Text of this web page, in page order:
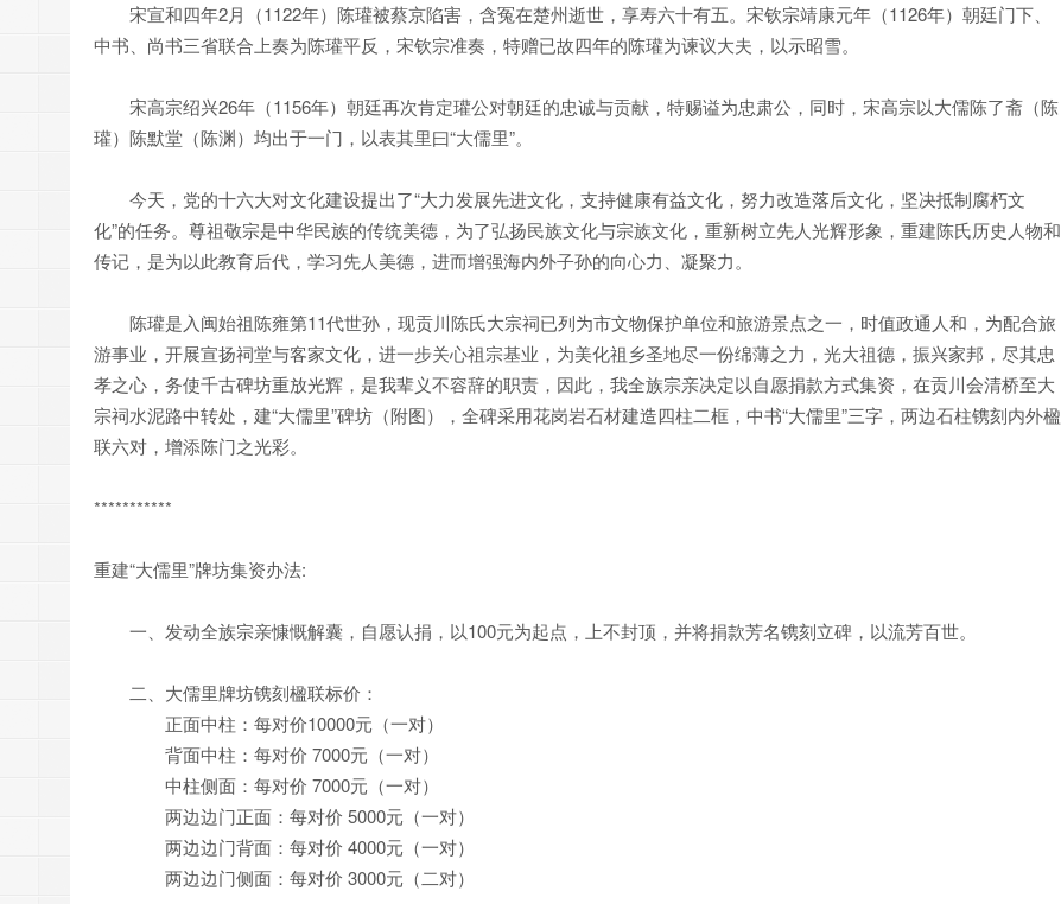
宋宣和四年2月（1122年）陈瓘被蔡京陷害，含冤在楚州逝世，享寿六十有五。宋钦宗靖康元年（1126年）朝廷门下、
中书、尚书三省联合上奏为陈瓘平反，宋钦宗准奏，特赠已故四年的陈瓘为谏议大夫，以示昭雪。
宋高宗绍兴26年（1156年）朝廷再次肯定瓘公对朝廷的忠诚与贡献，特赐谥为忠肃公，同时，宋高宗以大儒陈了斋（陈
瓘）陈默堂（陈渊）均出于一门，以表其里曰“大儒里”。
今天，党的十六大对文化建设提出了“大力发展先进文化，支持健康有益文化，努力改造落后文化，坚决抵制腐朽文
化”的任务。尊祖敬宗是中华民族的传统美德，为了弘扬民族文化与宗族文化，重新树立先人光辉形象，重建陈氏历史人物和
传记，是为以此教育后代，学习先人美德，进而增强海内外子孙的向心力、凝聚力。
陈瓘是入闽始祖陈雍第11代世孙，现贡川陈氏大宗祠已列为市文物保护单位和旅游景点之一，时值政通人和，为配合旅
游事业，开展宣扬祠堂与客家文化，进一步关心祖宗基业，为美化祖乡圣地尽一份绵薄之力，光大祖德，振兴家邦，尽其忠
孝之心，务使千古碑坊重放光辉，是我辈义不容辞的职责，因此，我全族宗亲决定以自愿捐款方式集资，在贡川会清桥至大
宗祠水泥路中转处，建“大儒里”碑坊（附图），全碑采用花岗岩石材建造四柱二框，中书“大儒里”三字，两边石柱镌刻内外楹
联六对，增添陈门之光彩。
***********
重建“大儒里”牌坊集资办法:
一、发动全族宗亲慷慨解囊，自愿认捐，以100元为起点，上不封顶，并将捐款芳名镌刻立碑，以流芳百世。
二、大儒里牌坊镌刻楹联标价：
正面中柱：每对价10000元（一对）
背面中柱：每对价 7000元（一对）
中柱侧面：每对价 7000元（一对）
两边边门正面：每对价 5000元（一对）
两边边门背面：每对价 4000元（一对）
两边边门侧面：每对价 3000元（二对）